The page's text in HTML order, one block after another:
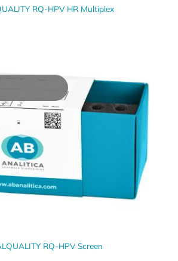
RQ-HPV HR Multiplex
RQ-HPV Screen